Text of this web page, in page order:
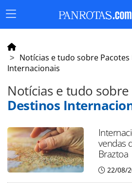
Menu
Principal
Notícias e tudo sobre Pacotes
Internacionais
Notícias e tudo sobre
Destinos
vendas
Braztoa
22/08/